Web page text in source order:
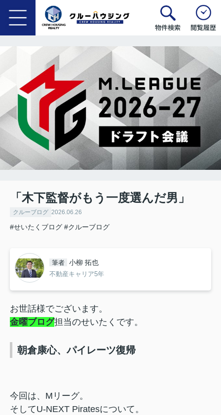
物件検索 閲覧履歴
「木下監督がもう一度選んだ男」
クルーブログ 2026.06.26
#せいたくブログ #クルーブログ
筆者 小柳 拓也
不動産キャリア5年
お世話様でございます。
金曜ブログ担当のせいたくです。
朝倉康心、パイレーツ復帰
今回は、Mリーグ。
そしてU-NEXT Piratesについて。